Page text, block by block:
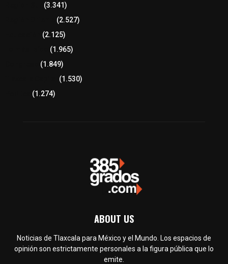
(3.341)
(2.527)
(2.125)
(1.965)
(1.849)
(1.530)
(1.274)
ABOUT US
Noticias de Tlaxcala para México y el Mundo. Los espacios de
opinión son estrictamente personales a la figura pública que lo
emite.